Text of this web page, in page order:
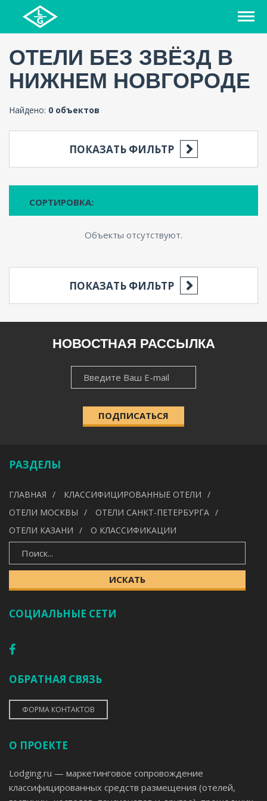
ОТЕЛИ БЕЗ ЗВЁЗД В
НИЖНЕМ НОВГОРОДЕ
Найдено: 0 объектов
ПОКАЗАТЬ ФИЛЬТР
СОРТИРОВКА:
Объекты отсутствуют.
ПОКАЗАТЬ ФИЛЬТР
НАСЕЛЁННЫЙ ПУНКТ
ИСКАТЬ
НОВОСТНАЯ РАССЫЛКА
ПОДПИСАТЬСЯ
РАЗДЕЛЫ
ГЛАВНАЯ
КЛАССИФИЦИРОВАННЫЕ ОТЕЛИ
ОТЕЛИ МОСКВЫ
ОТЕЛИ САНКТ-ПЕТЕРБУРГА
ОТЕЛИ КАЗАНИ
О КЛАССИФИКАЦИИ
ИСКАТЬ
СОЦИАЛЬНЫЕ СЕТИ
ОБРАТНАЯ СВЯЗЬ
ФОРМА КОНТАКТОВ
О ПРОЕКТЕ
Lodging.ru — маркетинговое сопровождение
классифицированных средств размещения (отелей,